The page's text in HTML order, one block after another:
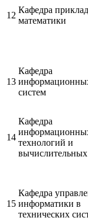
12
Кафедра
математики
13
Кафедра
систем
14
Кафедра
технологий и
15
Кафедра
информатики в
технических